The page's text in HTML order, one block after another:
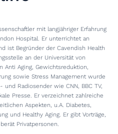
mit langjähriger Erfahrung
Hospital. Er unterrichtet an
ist Begründer der Cavendish Health
an der Universität von
Aging, Gewichtsreduktion,
sowie Stress Management wurde
Radiosender wie CNN, BBC TV,
Presse. Er verzeichnet zahlreiche
Aspekten, u.A. Diabetes,
und Healthy Aging. Er gibt Vorträge,
Privatpersonen.